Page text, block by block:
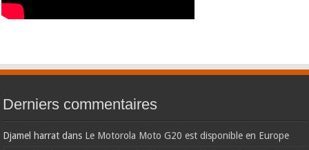
Derniers commentaires
Djamel harrat dans Le Motorola Moto G20 est disponible en Europe